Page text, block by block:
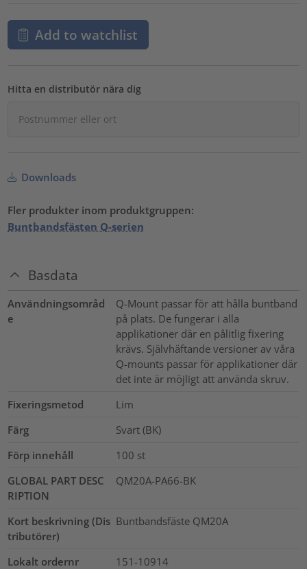
Add to watchlist
Hitta en distributör nära dig
Downloads
Fler produkter inom produktgruppen:
Buntbandsfästen Q-serien
Basdata
Användningsområd
e
Q-Mount passar för att hålla buntband
på plats. De fungerar i alla
applikationer där en pålitlig fixering
krävs. Självhäftande versioner av våra
Q-mounts passar för applikationer där
det inte är möjligt att använda skruv.
Fixeringsmetod
Lim
Färg
Svart (BK)
Förp innehåll
100 st
GLOBAL PART DESC
RIPTION
QM20A-PA66-BK
Kort beskrivning (Dis
tributörer)
Buntbandsfäste QM20A
Lokalt ordernr
151-10914